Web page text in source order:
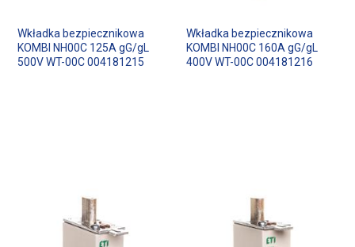
Wkładka bezpiecznikowa
KOMBI NH00C 125A gG/gL
500V WT-00C 004181215
Wkładka bezpiecznikowa
KOMBI NH00C 160A gG/gL
400V WT-00C 004181216